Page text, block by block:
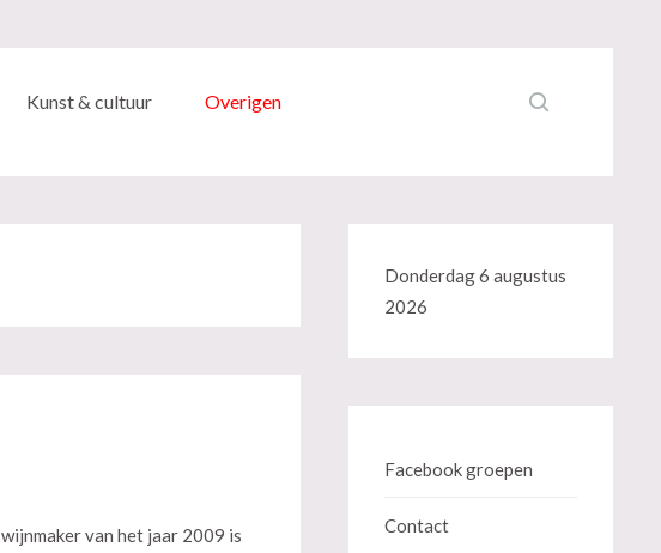
Kunst & cultuur Overigen
van het jaar 2009 is
Donderdag 6 augustus
2026
Facebook groepen
Contact